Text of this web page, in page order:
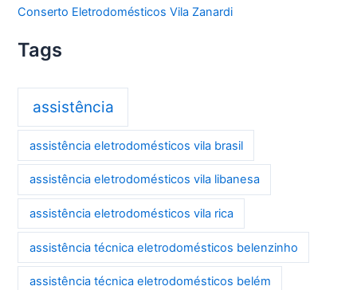
Conserto Eletrodomésticos Vila Zanardi
Tags
assistência
assistência eletrodomésticos vila brasil
assistência eletrodomésticos vila libanesa
assistência eletrodomésticos vila rica
assistência técnica eletrodomésticos belenzinho
assistência técnica eletrodomésticos belém